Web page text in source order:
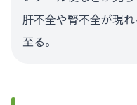
肝不全や腎不全が現
至る。